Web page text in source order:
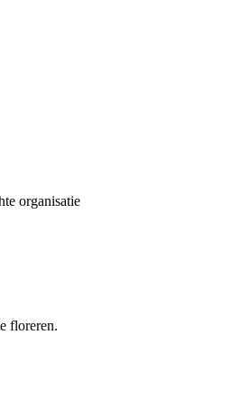
organisatie
floreren.